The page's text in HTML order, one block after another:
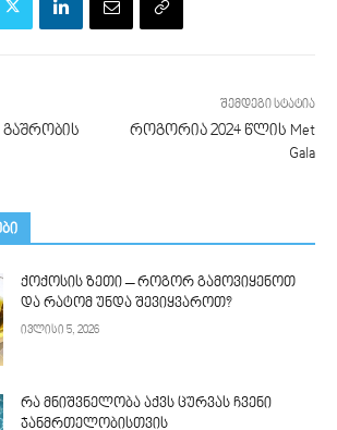
შემდეგი სტატია
როგორია 2024 წლის Met
Gala
ქოქოსის ზეთი – როგორ გამოვიყენოთ
და რატომ უნდა შევიყვაროთ?
ივლისი 5, 2026
რა მნიშვნელობა აქვს ცურვას ჩვენი
ჯანმრთელობისთვის